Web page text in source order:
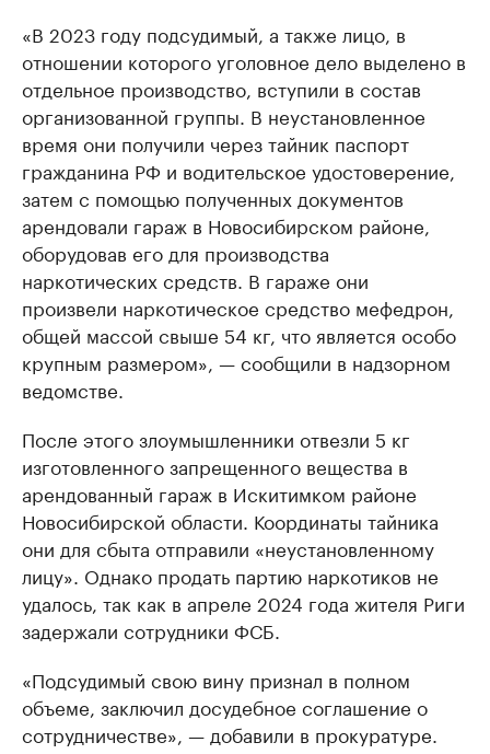
«В 2023 году подсудимый, а также лицо, в
отношении которого уголовное дело выделено в
отдельное производство, вступили в состав
организованной группы. В неустановленное
время они получили через тайник паспорт
гражданина РФ и водительское удостоверение,
затем с помощью полученных документов
арендовали гараж в Новосибирском районе,
оборудовав его для производства
наркотических средств. В гараже они
произвели наркотическое средство мефедрон,
общей массой свыше 54 кг, что является особо
крупным размером», — сообщили в надзорном
ведомстве.
После этого злоумышленники отвезли 5 кг
изготовленного запрещенного вещества в
арендованный гараж в Искитимком районе
Новосибирской области. Координаты тайника
они для сбыта отправили «неустановленному
лицу». Однако продать партию наркотиков не
удалось, так как в апреле 2024 года жителя Риги
задержали сотрудники ФСБ.
«Подсудимый свою вину признал в полном
объеме, заключил досудебное соглашение о
сотрудничестве», — добавили в прокуратуре.